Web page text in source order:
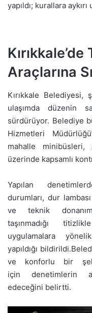
yapıldı; kurallara
Araçlarına
Kırıkkale
ulaşımda düzenin
sürdürüyor. Belediye
Hizmetleri
mahalle
üzerinde kapsamlı
Yapılan
durumları, dur
ve teknik
taşınmadığı
uygulamalara
yapıldığı
ve konforlu bir
için denetimlerin
edeceğini belirtti.